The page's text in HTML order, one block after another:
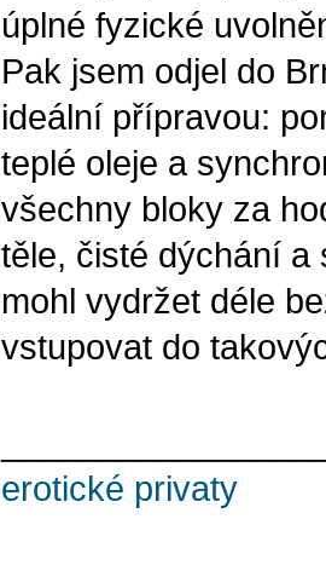
úplné fyzické
Pak jsem odjel do
ideální přípravou:
teplé oleje a
všechny bloky za
těle, čisté dýchání a
mohl vydržet déle
vstupovat do
erotické privaty